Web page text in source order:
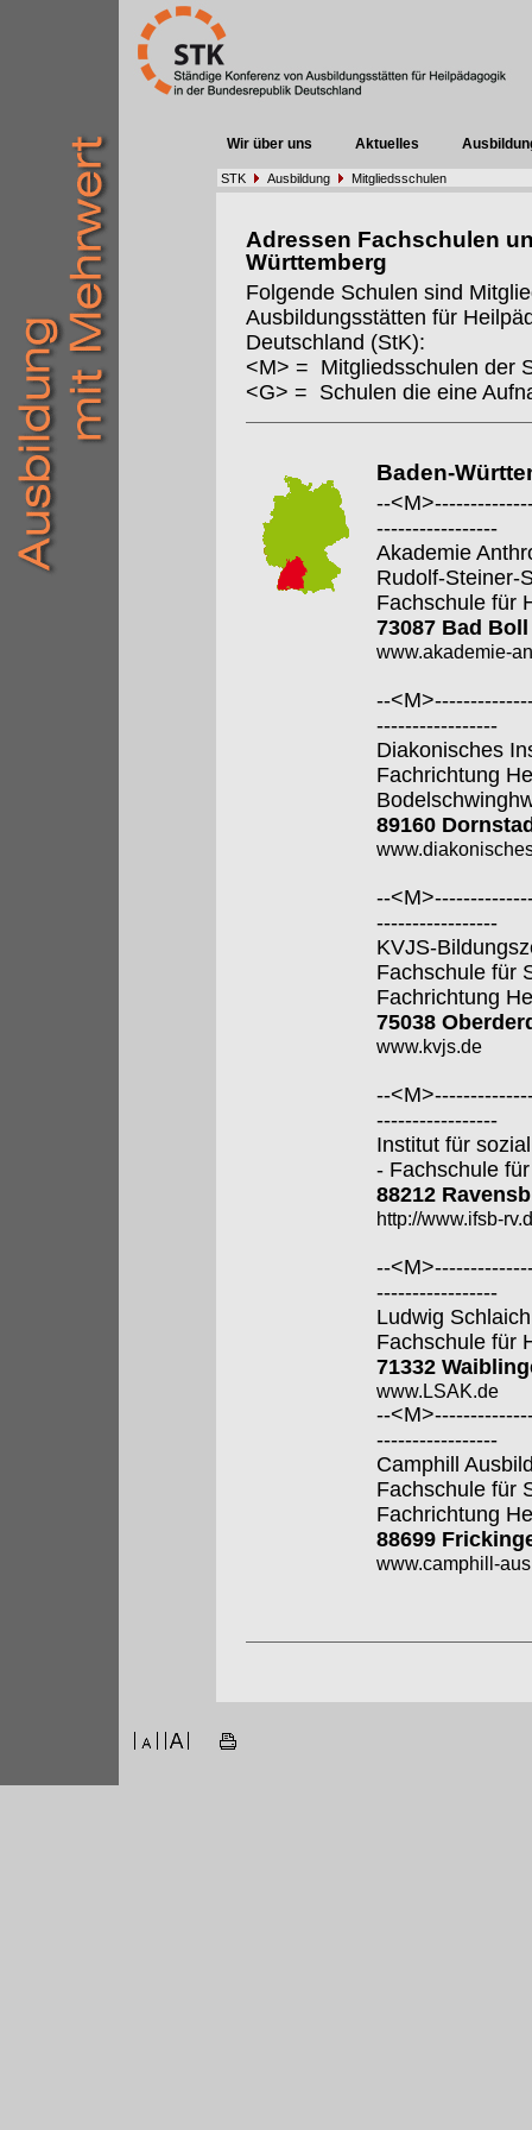
Wir über uns Aktuelles
STK Ausbildung Mitgliedsschulen
Adressen Fachschulen
Württemberg
Folgende Schulen sind
Ausbildungsstätten für
Deutschland (StK):
<M> = Mitgliedsschulen der
<G> = Schulen die eine
Baden-
--
-----------------
Akademie
Rudolf-Steiner-
Fachschule für
73087 Bad Boll
www.akademie-
--
-----------------
Diakonisches
Fachrichtung
89160
--
-----------------
KVJS-
Fachschule für
Fachrichtung
75038
www.kvjs.de
--
-----------------
Institut für
- Fachschule
88212
http://www.ifsb-
--
-----------------
Ludwig
Fachschule für
71332
www.LSAK.de
--
-----------------
Camphill
Fachschule für
Fachrichtung
88699
www.camphill-